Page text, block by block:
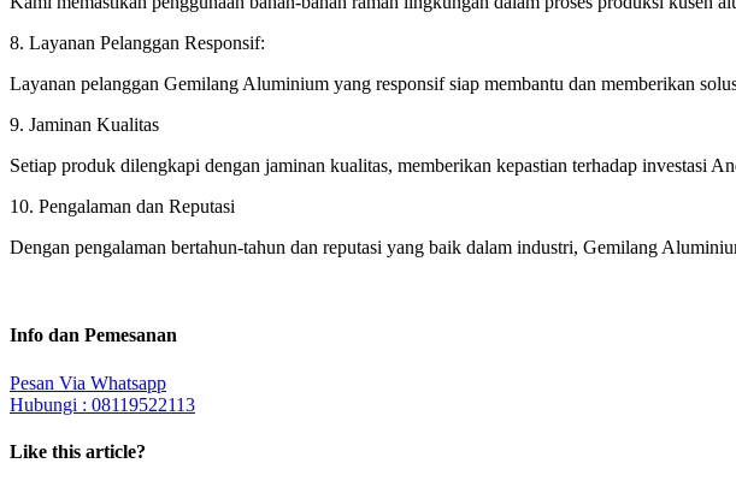
8. Layanan Pelanggan Responsif:
Layanan pelanggan Gemilang Aluminium yang responsif siap membantu dan memberikan
9. Jaminan Kualitas
Setiap produk dilengkapi dengan jaminan kualitas, memberikan kepastian terhadap investasi
10. Pengalaman dan Reputasi
Dengan pengalaman bertahun-tahun dan reputasi yang baik dalam industri, Gemilang
Info dan Pemesanan
Pesan Via Whatsapp
Hubungi : 08119522113
Like this article?